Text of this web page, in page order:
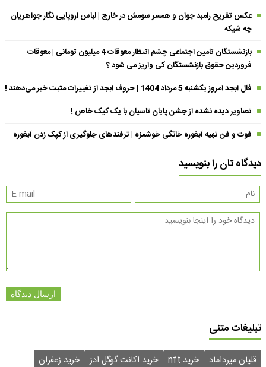
عکس تفریح رامبد جوان و همسر سومش در خارج | لباس اروپایی نگار جواهریان
چه شیکه
بازنشستگان تامین اجتماعی چشم انتظار معوقات 4 میلیون تومانی | معوقات
فروردین حقوق بازنشستگان کی واریز می شود ؟
فال ابجد امروز یکشنبه 5 مرداد 1404 | حروف ابجد از تغییرات مثبت خبر می‌دهند !
تصاویر دیده نشده از جشن پایان تاسیان با یک کیک خاص !
فوت و فن تهیه آبغوره خانگی خوشمزه | ترفندهای جلوگیری از کپک زدن آبغوره
دیدگاه تان را بنویسید
ارسال دیدگاه
تبلیغات متنی
قلیان میرداماد خرید nft خرید اکانت گوگل ادز خرید زعفران